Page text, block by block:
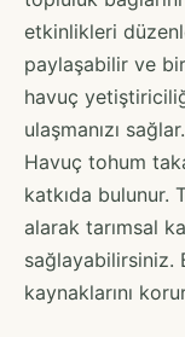
etkinlikleri
paylaşabilir ve
havuç
ulaşmanızı
Havuç tohum
katkıda bulunur.
alarak tarımsal
sağlayabilirsiniz.
kaynaklarını